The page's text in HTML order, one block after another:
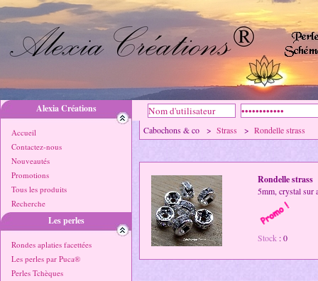
Alexia Créations
Accueil
Contactez-nous
Nouveautés
Promotions
Tous les produits
Recherche
Les perles
Rondes aplaties facettées
Les perles par Puca®
Perles Tchèques
Cabochons & co > Strass > Rondelle strass
Rondelle strass
5mm, crystal sur
Stock : 0